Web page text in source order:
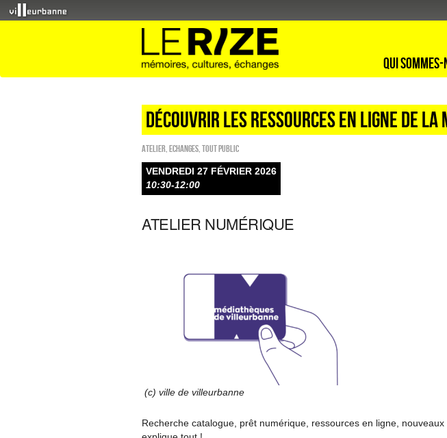
Qui
DÉCOUVRIR LES RESSOURCES EN LIGNE DE LA
Atelier ECHANGES Tout public
VENDREDI 27 FÉVRIER 2026
10:30-12:00
ATELIER NUMÉRIQUE
(c) ville de villeurbanne
Recherche catalogue, prêt numérique, ressources en ligne,